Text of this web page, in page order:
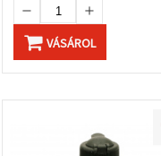
VÁSÁROL